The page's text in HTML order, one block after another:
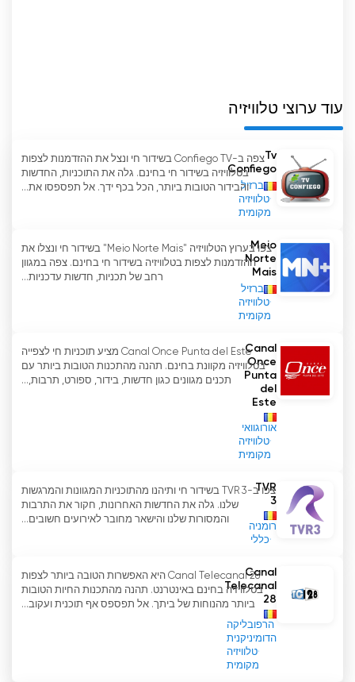
לצפות בתוכניות בשידור חי. המשמעות היא שהצופים
יכולים להתעדכן בחדשות ובאירועים האחרונים באזור
שידורים חיים, TVR Târgu Mureș מביאה מידע, בידור
וחיבור לקהילה המקומית אל בתי הצופים.
Live. שירות מקוון זה מאפשר צפייה בתוכניות האהובות
עליך מכל מכשיר המחובר לאינטרנט, ומציע גמישות
ונוחות.
TVR Targu-Mures צפה בסטרימינג בשידור
חי באינטרנט
עוד ערוצי טלוויזיה
Tv
Confiego
ברזיל
טלוויזיה
מקומית
צפה ב-Confiego TV בשידור חי ונצל את ההזדמנות לצפות
בטלוויזיה בשידור חי בחינם. גלה את התוכניות, החדשות
והבידור הטובות ביותר, הכל בכף ידך. אל תפספסו את...
Meio
Norte
Mais
ברזיל
טלוויזיה
מקומית
צפו בערוץ הטלוויזיה "Meio Norte Mais" בשידור חי ונצלו את
ההזדמנות לצפות בטלוויזיה בשידור חי בחינם. צפה במגוון
רחב של תכניות, חדשות עדכניות...
Canal
Once
Punta
del
Este
אורוגוואי
טלוויזיה
מקומית
Canal Once Punta del Este מציע תוכניות חי לצפייה
בטלוויזיה מקוונת בחינם. תהנה מהתכנות הטובות ביותר עם
תכנים מגוונים כגון חדשות, בידור, ספורט, תרבות,...
TVR
3
רומניה
כללי
צפו ב-TVR 3 בשידור חי ותיהנו מהתוכניות המגוונות והמרגשות
שלנו. גלה את החדשות האחרונות, חקור את התרבות
והמסורות שלנו והישאר מחובר לאירועים חשובים...
Canal
Telecanal
28
הרפובליקה
הדומיניקנית
טלוויזיה
מקומית
Canal Telecanal 28 היא האפשרות הטובה ביותר לצפות
בטלוויזיה בחינם באינטרנט. תהנה מהתכנות החיות הטובות
ביותר מהנוחות של ביתך. אל תפספס אף תוכנית ועקוב...